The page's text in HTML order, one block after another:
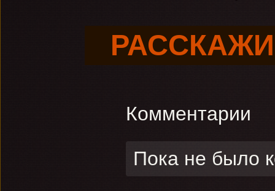
Комментарии
Пока не было